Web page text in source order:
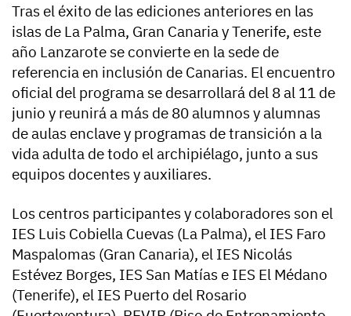
Tras el éxito de las ediciones anteriores en las
islas de La Palma, Gran Canaria y Tenerife, este
año Lanzarote se convierte en la sede de
referencia en inclusión de Canarias. El encuentro
oficial del programa se desarrollará del 8 al 11 de
junio y reunirá a más de 80 alumnos y alumnas
de aulas enclave y programas de transición a la
vida adulta de todo el archipiélago, junto a sus
equipos docentes y auxiliares.
Los centros participantes y colaboradores son el
IES Luis Cobiella Cuevas (La Palma), el IES Faro
Maspalomas (Gran Canaria), el IES Nicolás
Estévez Borges, IES San Matías e IES El Médano
(Tenerife), el IES Puerto del Rosario